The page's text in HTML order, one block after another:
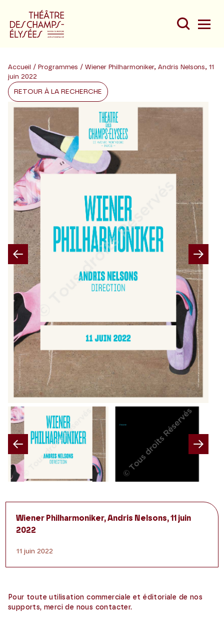
Du
Accueil / Programmes / Wiener Philharmoniker, Andris Nelsons, 11
juin 2022
RETOUR À LA RECHERCHE
Previous
Previous
Wiener Philharmoniker, Andris Nelsons, 11 juin
2022
11 juin 2022
Pour toute utilisation commerciale et éditoriale de nos
supports, merci de nous contacter.